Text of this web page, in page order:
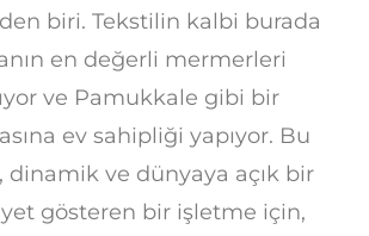
biri. Tekstilin kalbi burada
en değerli mermerleri
ve Pamukkale gibi bir
ev sahipliği yapıyor. Bu
dinamik ve dünyaya açık bir
gösteren bir işletme için,